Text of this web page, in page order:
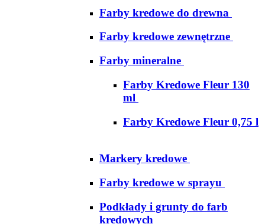
Farby kredowe do drewna
Farby kredowe zewnętrzne
Farby mineralne
Farby Kredowe Fleur 130
ml
Farby Kredowe Fleur 0,75 l
Markery kredowe
Farby kredowe w sprayu
Podkłady i grunty do farb
kredowych